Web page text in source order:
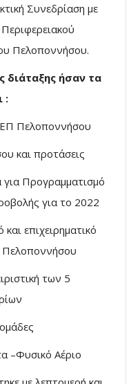
Συνεδρίαση με
Πελοποννήσου.
διάταξης ήσαν τα
:
Πελοποννήσου
και προτάσεις
για Προγραμματισμό
για το 2022
επιχειρηματικό
Πελοποννήσου
των 5
–Φυσικό Αέριο